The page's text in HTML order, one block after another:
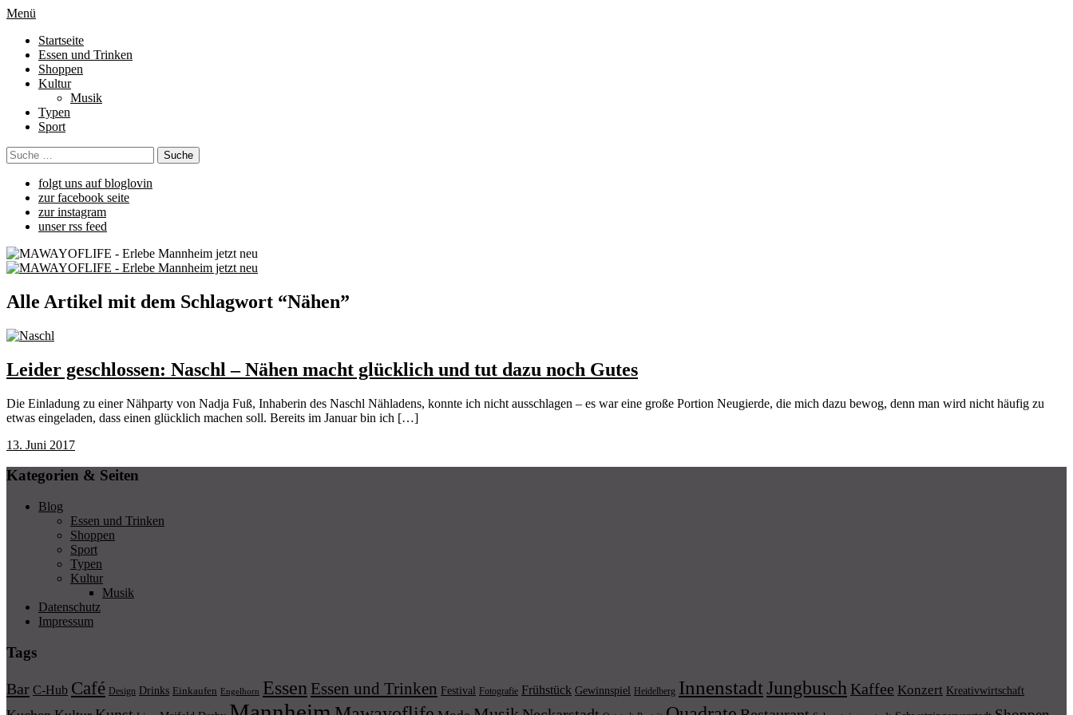
Menü
Startseite
Essen und Trinken
Shoppen
Kultur
Musik
Typen
Sport
folgt uns auf bloglovin
zur facebook seite
zur instagram
unser rss feed
Alle Artikel mit dem Schlagwort “Nähen”
Leider geschlossen: Naschl – Nähen macht glücklich und tut dazu noch Gutes
Die Einladung zu einer Nähparty von Nadja Fuß, Inhaberin des Naschl Nähladens, konnte ich nicht ausschlagen – es war eine große Portion Neugierde, die mich dazu bewog, denn man wird nicht häufig zu
etwas eingeladen, dass einen glücklich machen soll. Bereits im Januar bin ich […]
13. Juni 2017
Kategorien & Seiten
Blog
Essen und Trinken
Shoppen
Sport
Typen
Kultur
Musik
Datenschutz
Impressum
Tags
Bar C-Hub Café Design Drinks Einkaufen Engelhorn Essen Essen und Trinken Festival Fotografie Frühstück Gewinnspiel Heidelberg InnenstadtJungbusch Kaffee Konzert Kreativwirtschaft